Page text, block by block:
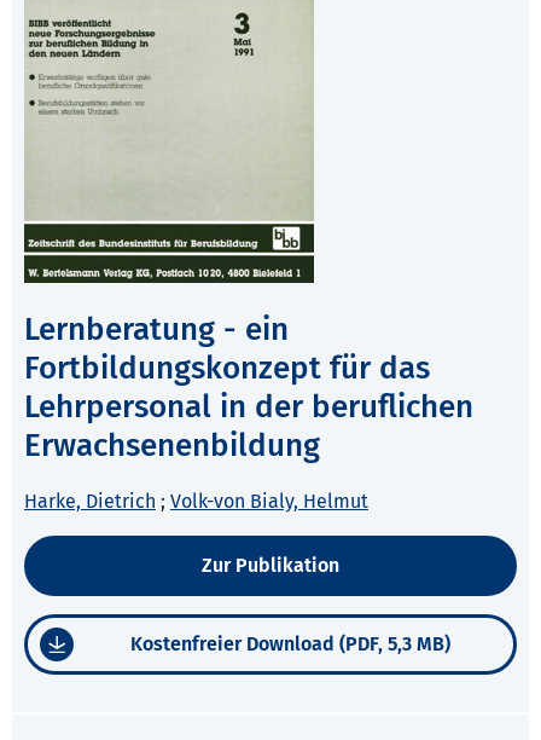
Lernberatung - ein
Fortbildungskonzept für das
Lehrpersonal in der beruflichen
Erwachsenenbildung
Harke, Dietrich ; Volk-von Bialy, Helmut
Zur Publikation
Kostenfreier Download (PDF, 5,3 MB)